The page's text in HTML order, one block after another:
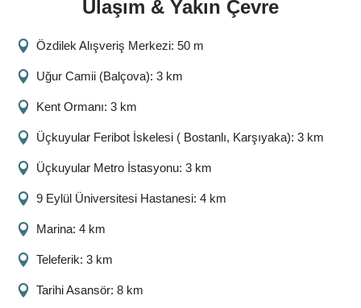
Ulaşım & Yakın Çevre
Özdilek Alışveriş Merkezi: 50 m
Uğur Camii (Balçova): 3 km
Kent Ormanı: 3 km
Üçkuyular Feribot İskelesi ( Bostanlı, Karşıyaka): 3 km
Üçkuyular Metro İstasyonu: 3 km
9 Eylül Üniversitesi Hastanesi: 4 km
Marina: 4 km
Teleferik: 3 km
Tarihi Asansör: 8 km